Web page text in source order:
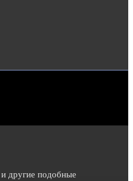
другие подобные